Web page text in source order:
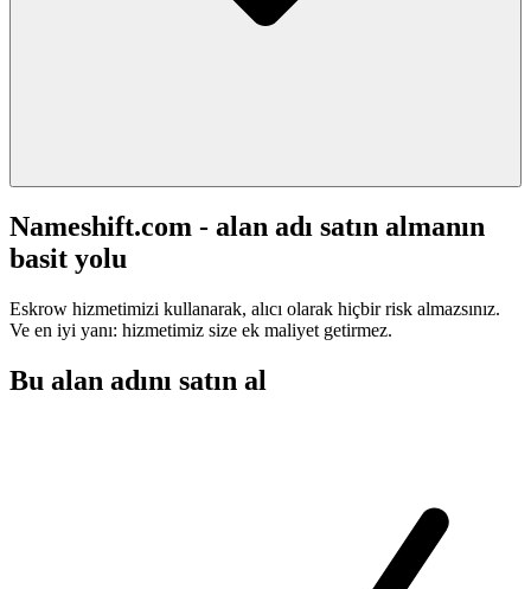
Nameshift.com - alan adı satın almanın
basit yolu
Eskrow hizmetimizi kullanarak, alıcı olarak hiçbir risk almazsınız.
Ve en iyi yanı: hizmetimiz size ek maliyet getirmez.
Bu alan adını satın al